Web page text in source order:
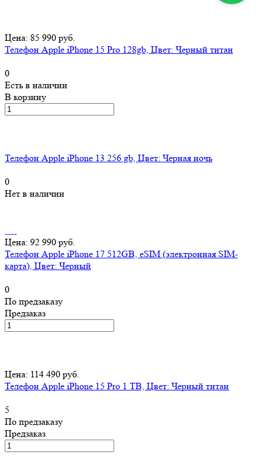
Цена: 85 990 руб.
Телефон Apple iPhone 15 Pro 128gb, Цвет: Черный титан
0
Есть в наличии
В корзину
Телефон Apple iPhone 13 256 gb, Цвет: Черная ночь
0
Нет в наличии
Цена: 92 990 руб.
Телефон Apple iPhone 17 512GB, eSIM (электронная SIM-
карта), Цвет: Черный
0
По предзаказу
Предзаказ
Цена: 114 490 руб.
Телефон Apple iPhone 15 Pro 1 TB, Цвет: Черный титан
5
По предзаказу
Предзаказ